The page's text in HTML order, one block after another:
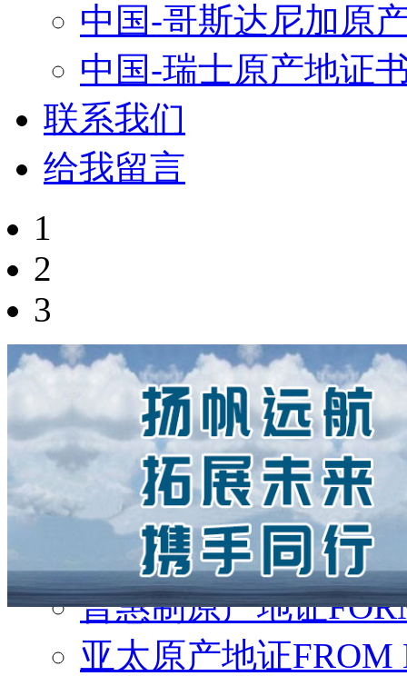
中国-哥斯达尼加原
中国-瑞士原产地证
联系我们
给我留言
1
2
3
表格下载
一般原产地证CO
普惠制原产地证
亚太原产地证FROM